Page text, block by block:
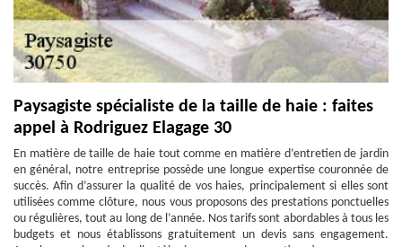
Paysagiste spécialiste de la taille de haie : faites
appel à Rodriguez Elagage 30
En matière de taille de haie tout comme en matière d’entretien de jardin
en général, notre entreprise possède une longue expertise couronnée de
succès. Afin d’assurer la qualité de vos haies, principalement si elles sont
utilisées comme clôture, nous vous proposons des prestations ponctuelles
ou régulières, tout au long de l’année. Nos tarifs sont abordables à tous les
budgets et nous établissons gratuitement un devis sans engagement.